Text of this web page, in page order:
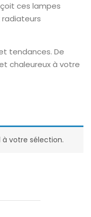
ces lampes
tendances. De
chaleureux à votre
votre sélection.